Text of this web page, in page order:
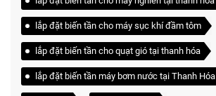
lắp đặt biến tần cho máy sục khí đầm tôm
lắp đặt biến tần cho quạt gió tại thanh hóa
lắp đặt biến tần máy bơm nước tại Thanh Hóa